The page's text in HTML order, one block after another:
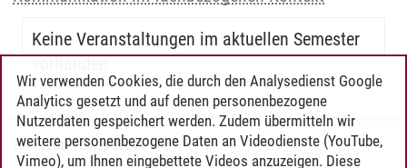
Keine Veranstaltungen im aktuellen Semester
vorhanden
Timo Leder/30.06.2024
Wir verwenden Cookies, die durch den Analysedienst Google
Analytics gesetzt und auf denen personenbezogene
Nutzerdaten gespeichert werden. Zudem übermitteln wir
weitere personenbezogene Daten an Videodienste (YouTube,
Vimeo), um Ihnen eingebettete Videos anzuzeigen. Diese